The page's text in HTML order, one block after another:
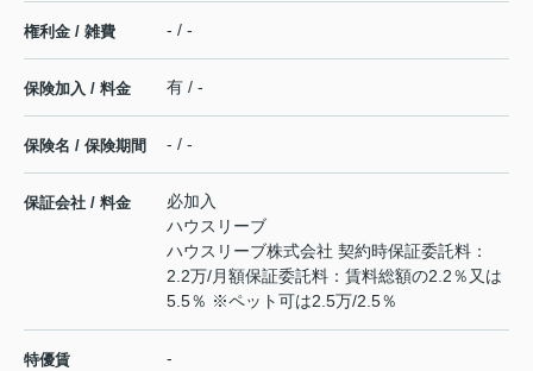
権利金 / 雑費 - / -
保険加入 / 料金 有 / -
保険名 / 保険期間 - / -
保証会社 / 料金
必加入
ハウスリーブ
ハウスリーブ株式会社 契約時保証委託料：
2.2万/月額保証委託料：賃料総額の2.2％又は
5.5％ ※ペット可は2.5万/2.5％
特優賃 -